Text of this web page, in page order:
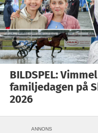
BILDSPEL:
familjedagen på
2026
ANNONS